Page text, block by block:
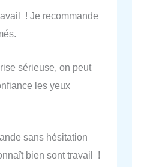
! Je recommande
sérieuse, on peut
les yeux
sans hésitation
bien sont travail !